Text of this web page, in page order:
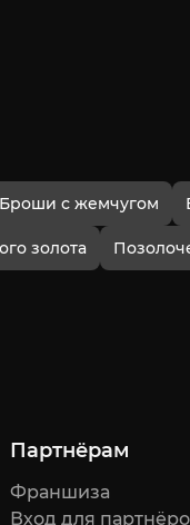
Броши с жемчугом
золота
Партнёрам
Франшиза
Вход для